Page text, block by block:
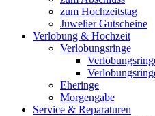
zum Hochzeitstag
Juwelier Gutscheine
Verlobung & Hochzeit
Verlobungsringe
Eheringe
Morgengabe
Service & Reparaturen